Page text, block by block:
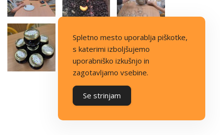
Spletno mesto uporablja piškotke,
s katerimi izboljšujemo
uporabniško izkušnjo in
zagotavljamo vsebine.
Se strinjam